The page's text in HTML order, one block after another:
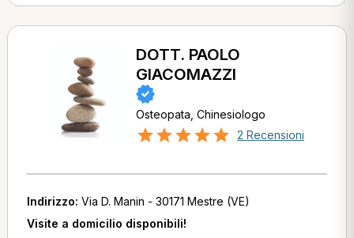
DOTT. PAOLO
GIACOMAZZI
Osteopata, Chinesiologo
2 Recensioni
Indirizzo: Via D. Manin - 30171 Mestre (VE)
Visite a domicilio disponibili!